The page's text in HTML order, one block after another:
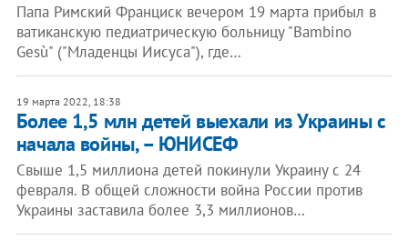
Папа Римский Франциск вечером 19 марта прибыл в
ватиканскую педиатрическую больницу "Bambino
Gesù" ("Младенцы Иисуса"), где…
19 марта 2022, 18:38
Более 1,5 млн детей выехали из Украины с
начала войны, – ЮНИСЕФ
Свыше 1,5 миллиона детей покинули Украину с 24
февраля. В общей сложности война России против
Украины заставила более 3,3 миллионов…